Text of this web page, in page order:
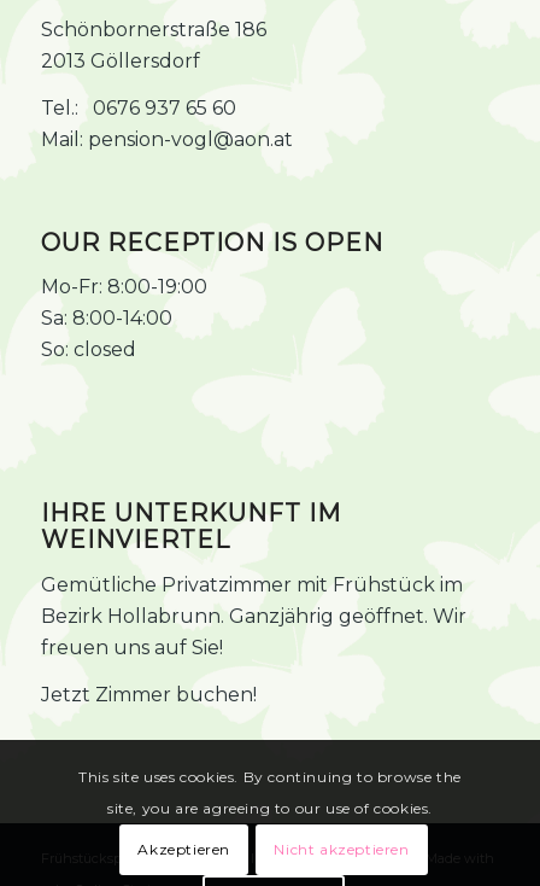
Schönbornerstraße 186
2013 Göllersdorf
Tel.: 0676 937 65 60
Mail: pension-vogl@aon.at
OUR RECEPTION IS OPEN
Mo-Fr: 8:00-19:00
Sa: 8:00-14:00
So: closed
IHRE UNTERKUNFT IM
WEINVIERTEL
Gemütliche Privatzimmer mit Frühstück im
Bezirk Hollabrunn. Ganzjährig geöffnet. Wir
freuen uns auf Sie!
Jetzt Zimmer buchen!
Frühstückspension Vogl-Koran | Impressum|Datenschutz
This site uses cookies. By continuing to browse the
site, you are agreeing to our use of cookies.
Akzeptieren Nicht akzeptieren